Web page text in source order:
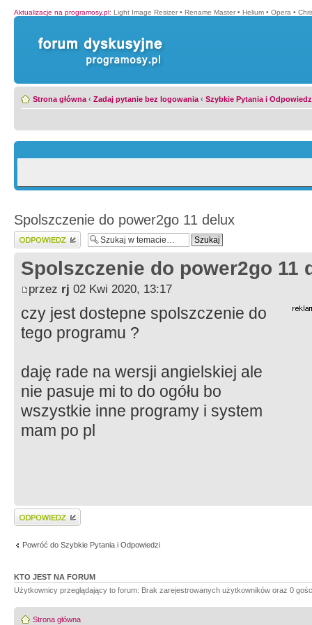
Aktualizacje na programosy.pl: Light Image Resizer • Rename Master • Helium • Opera •
Strona główna ‹ Zadaj pytanie bez logowania ‹ Szybkie Pytania i
Spolszczenie do power2go 11 delux
Wyślij odpowiedź
Spolszczenie do power2go 11
przez rj 02 Kwi 2020, 13:17
czy jest dostepne spolszczenie do
tego programu ?
daję rade na wersji angielskiej ale
nie pasuje mi to do ogółu bo
wszystkie inne programy i system
mam po pl
Wyślij odpowiedź
Powróć do Szybkie Pytania i Odpowiedzi
KTO JEST NA FORUM
Użytkownicy przeglądający to forum: Brak zarejestrowanych użytkowników oraz 0
Strona główna